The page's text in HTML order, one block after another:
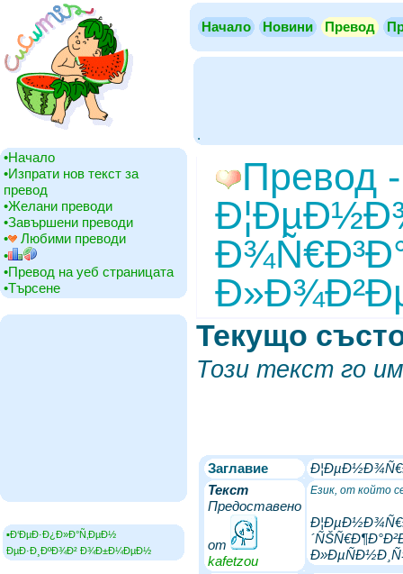
Начало Новини Превод
.
•‎Начало
•‎Изпрати нов текст за
превод
•‎Желани преводи
•‎Завършени преводи
•‎
Любими преводи
•‎
•‎Превод на уеб страницата
•‎Търсене
▪Ð‘ÐµÐ·Ð¿Ð»Ð°Ñ‚ÐµÐ½
ÐµÐ·Ð¸ÐºÐ¾Ð² Ð¾Ð±Ð¼ÐµÐ½
Превод
Текущо
Този текст го
Заглавие
Текст
Предоставено
от
kafetzou
Език, от който